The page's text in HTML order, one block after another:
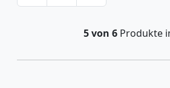
5 von 6 Produkte